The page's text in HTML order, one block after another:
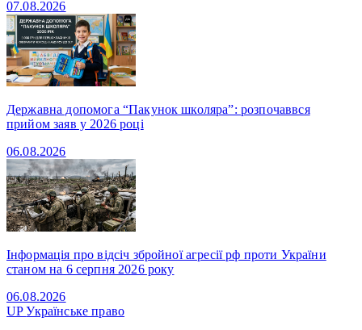
07.08.2026
Державна допомога “Пакунок школяра”: розпочаввся
прийом заяв у 2026 році
06.08.2026
Інформація про відсіч збройної агресії рф проти України
станом на 6 серпня 2026 року
06.08.2026
UPУкраїнське право